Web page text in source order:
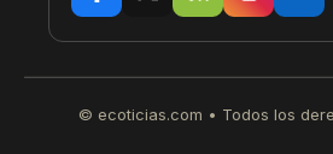
© ecoticias.com • Todos los